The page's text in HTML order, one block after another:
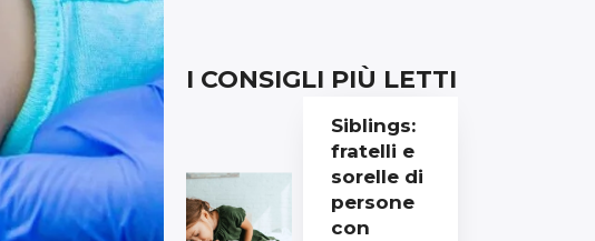
I CONSIGLI PIÙ LETTI
Siblings:
fratelli e
sorelle di
persone
con